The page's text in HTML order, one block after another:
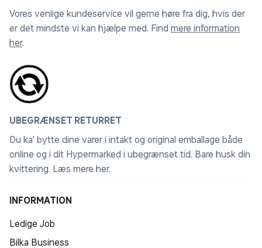
Vores venlige kundeservice vil gerne høre fra dig, hvis der
er det mindste vi kan hjælpe med. Find mere information
her.
UBEGRÆNSET RETURRET
Du ka' bytte dine varer i intakt og original emballage både
online og i dit Hypermarked i ubegrænset tid. Bare husk din
kvittering. Læs mere her.
INFORMATION
Ledige Job
Bilka Business